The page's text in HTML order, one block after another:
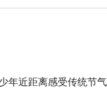
年近距离感受传统节